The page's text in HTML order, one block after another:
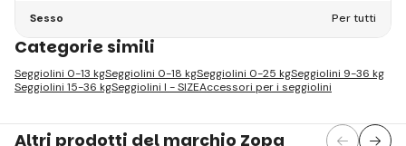
Sesso Per tutti
Categorie simili
Seggiolini 0-13 kgSeggiolini 0-18 kgSeggiolini 0-25 kgSeggiolini 9-36 kg
Seggiolini 15-36 kgSeggiolini I - SIZEAccessori per i seggiolini
Altri prodotti del marchio Zopa